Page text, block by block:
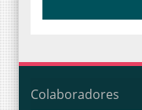
Colaboradores